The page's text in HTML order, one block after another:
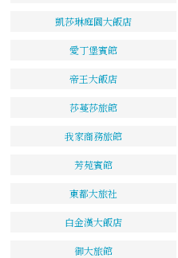
凱莎琳庭園大飯店
愛丁堡賓館
帝王大飯店
莎蔓莎旅館
我家商務旅館
芳苑賓館
東都大旅社
白金漢大飯店
御大旅館